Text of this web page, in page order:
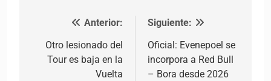
Navegación de entradas
Anterior:
Otro lesionado del
Tour es baja en la
Vuelta
Siguiente:
Oficial: Evenepoel se
incorpora a Red Bull
– Bora desde 2026